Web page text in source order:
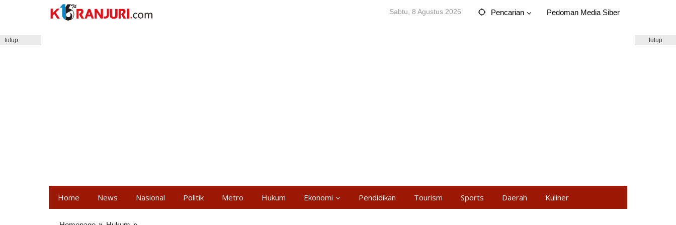
Sabtu, 8 Agustus 2026 Pencarian Pedoman Media Siber
Home News Nasional Politik Metro Hukum Ekonomi Pendidikan Tourism Sports Daerah Kuliner
tutup tutup